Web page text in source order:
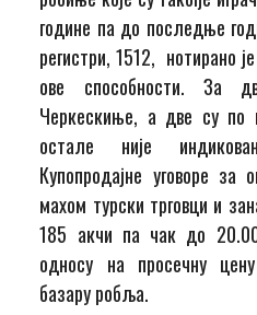
године па до последње
регистри, 1512, нотирано
ове способности. За
Черкескиње, а две су по
остале није
Купопродајне уговоре за
махом турски трговци и
185 акчи па чак до
односу на просечну
базару робља.